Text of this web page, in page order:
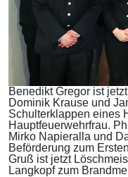
Benedikt Gregor ist
Dominik Krause und
Schulterklappen eines
Hauptfeuerwehrfrau.
Mirko Napieralla und
Beförderung zum
Gruß ist jetzt
Langkopf zum